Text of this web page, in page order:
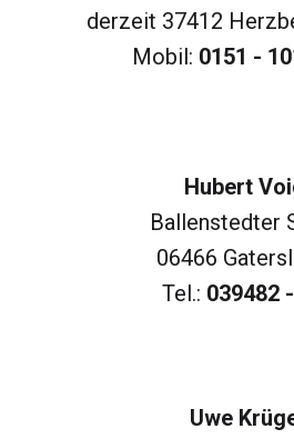
derzeit 37412
Mobil: 0151 -
Hubert
Ballenstedter
06466
Tel.: 039482
Uwe